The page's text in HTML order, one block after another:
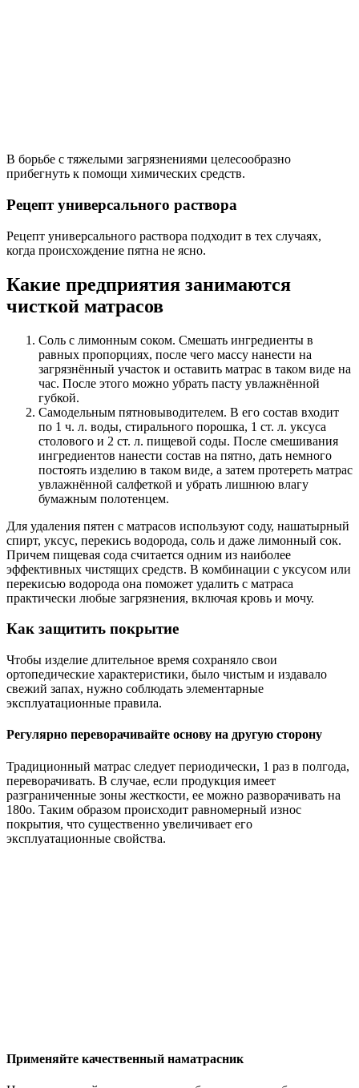
В борьбе с тяжелыми загрязнениями целесообразно
прибегнуть к помощи химических средств.
Рецепт универсального раствора
Рецепт универсального раствора подходит в тех случаях,
когда происхождение пятна не ясно.
Какие предприятия занимаются
чисткой матрасов
Соль с лимонным соком. Смешать ингредиенты в
равных пропорциях, после чего массу нанести на
загрязнённый участок и оставить матрас в таком виде на
час. После этого можно убрать пасту увлажнённой
губкой.
Самодельным пятновыводителем. В его состав входит
по 1 ч. л. воды, стирального порошка, 1 ст. л. уксуса
столового и 2 ст. л. пищевой соды. После смешивания
ингредиентов нанести состав на пятно, дать немного
постоять изделию в таком виде, а затем протереть матрас
увлажнённой салфеткой и убрать лишнюю влагу
бумажным полотенцем.
Для удаления пятен с матрасов используют соду, нашатырный
спирт, уксус, перекись водорода, соль и даже лимонный сок.
Причем пищевая сода считается одним из наиболее
эффективных чистящих средств. В комбинации с уксусом или
перекисью водорода она поможет удалить с матраса
практически любые загрязнения, включая кровь и мочу.
Как защитить покрытие
Чтобы изделие длительное время сохраняло свои
ортопедические характеристики, было чистым и издавало
свежий запах, нужно соблюдать элементарные
эксплуатационные правила.
Регулярно переворачивайте основу на другую сторону
Традиционный матрас следует периодически, 1 раз в полгода,
переворачивать. В случае, если продукция имеет
разграниченные зоны жесткости, ее можно разворачивать на
180о. Таким образом происходит равномерный износ
покрытия, что существенно увеличивает его
эксплуатационные свойства.
Применяйте качественный наматрасник